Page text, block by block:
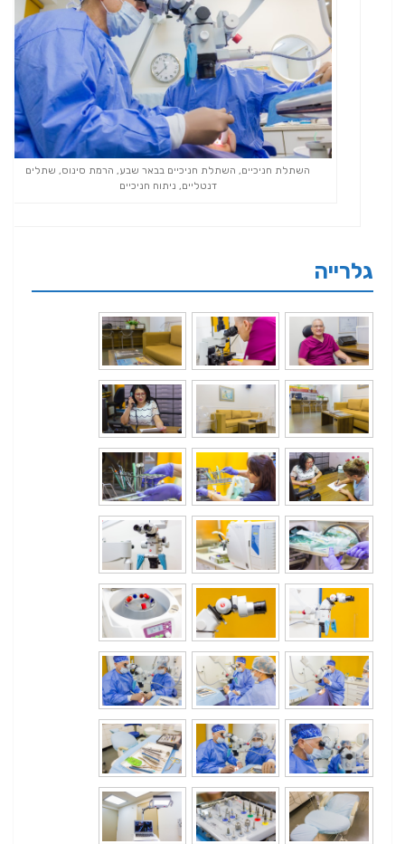
השתלת חניכיים, השתלת חניכיים בבאר שבע, הרמת סינוס, שתלים
דנטליים, ניתוח חניכיים
גלרייה